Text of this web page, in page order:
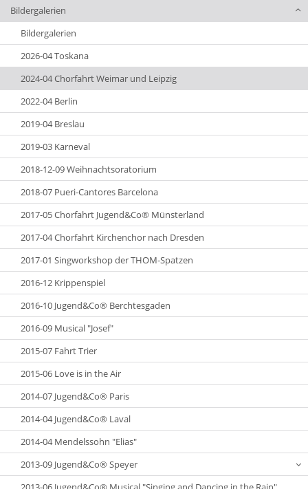
Bildergalerien
Bildergalerien
2026-04 Toskana
2024-04 Chorfahrt Weimar und Leipzig
2022-04 Berlin
2019-04 Breslau
2019-03 Karneval
2018-12-09 Weihnachtsoratorium
2018-07 Pueri-Cantores Barcelona
2017-05 Chorfahrt Jugend&Co® Münsterland
2017-04 Chorfahrt Kirchenchor nach Dresden
2017-01 Singworkshop der THOM-Spatzen
2016-12 Krippenspiel
2016-10 Jugend&Co® Berchtesgaden
2016-09 Musical "Josef"
2015-07 Fahrt Trier
2015-06 Love is in the Air
2014-07 Jugend&Co® Paris
2014-04 Jugend&Co® Laval
2014-04 Mendelssohn "Elias"
2013-09 Jugend&Co® Speyer